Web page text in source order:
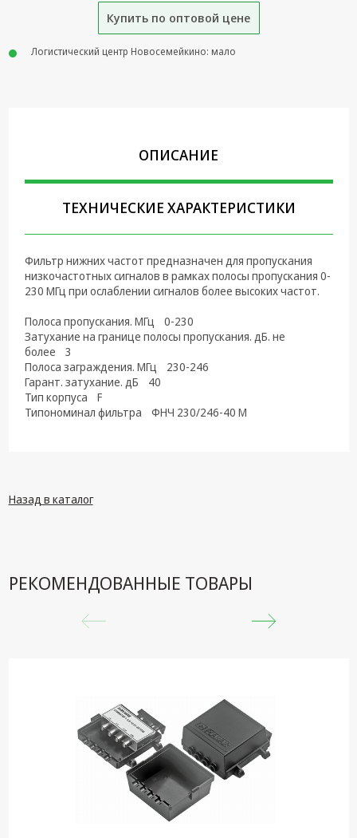
Инструменты
оборудование и
Телефония
Климатическая
Электрика
Товары для
дома и Бытовая
техника
Компьютерные
комплектующие
Купить по оптовой цене
Логистический центр Новосемейкино: мало
ОПИСАНИЕ
ТЕХНИЧЕСКИЕ ХАРАКТЕРИСТИКИ
Фильтр нижних частот предназначен для пропускания
низкочастотных сигналов в рамках полосы пропускания 0-
230 МГц при ослаблении сигналов более высоких частот.
Полоса пропускания. МГц 0-230
Затухание на границе полосы пропускания. дБ. не
более 3
Полоса заграждения. МГц 230-246
Гарант. затухание. дБ 40
Тип корпуса F
Типономинал фильтра ФНЧ 230/246-40 М
Назад в каталог
РЕКОМЕНДОВАННЫЕ ТОВАРЫ